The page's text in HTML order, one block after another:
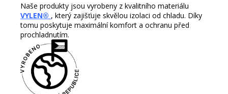
Naše produkty jsou vyrobeny z kvalitního materiálu
VYLEN® , který zajišťuje skvělou izolaci od chladu. Díky
tomu poskytuje maximální komfort a ochranu před
prochladnutím.